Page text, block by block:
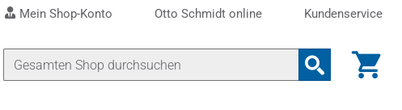
Mein Shop-Konto Otto Schmidt online Kundenservice